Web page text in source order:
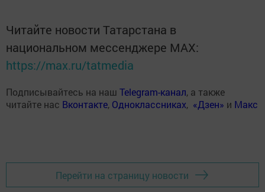
Читайте новости Татарстана в
национальном мессенджере MАХ:
https://max.ru/tatmedia
Подписывайтесь на наш Telegram-канал, а также
читайте нас Вконтакте, Одноклассниках, «Дзен» и Макс
Перейти на страницу новости